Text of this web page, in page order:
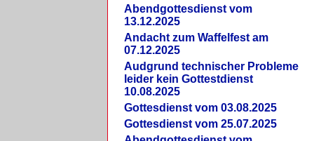
Abendgottesdienst vom
13.12.2025
Andacht zum Waffelfest am
07.12.2025
Audgrund technischer Probleme
leider kein Gottestdienst
10.08.2025
Gottesdienst vom 03.08.2025
Gottesdienst vom 25.07.2025